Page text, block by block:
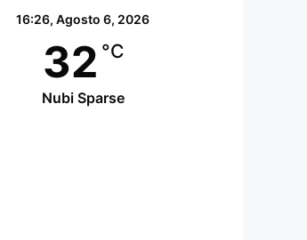
16:26, Agosto 6, 2026
32 °C
Nubi Sparse